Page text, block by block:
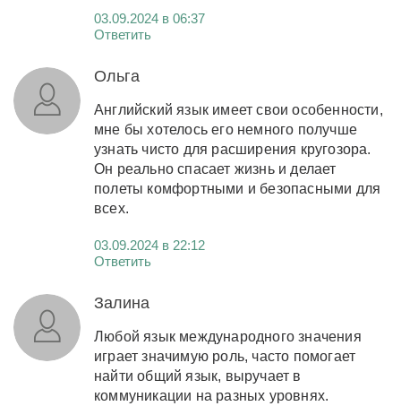
03.09.2024 в 06:37
Ответить
Ольга
Английский язык имеет свои особенности,
мне бы хотелось его немного получше
узнать чисто для расширения кругозора.
Он реально спасает жизнь и делает
полеты комфортными и безопасными для
всех.
03.09.2024 в 22:12
Ответить
Залина
Любой язык международного значения
играет значимую роль, часто помогает
найти общий язык, выручает в
коммуникации на разных уровнях.